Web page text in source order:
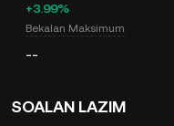
+3.99%
Bekalan Maksimum
--
SOALAN LAZIM